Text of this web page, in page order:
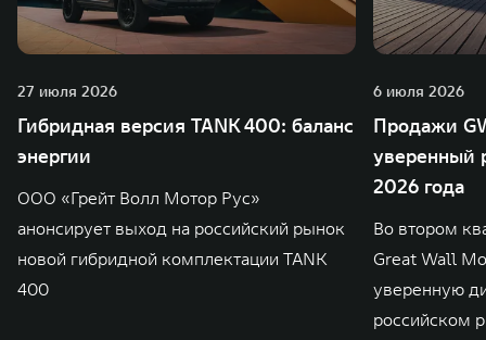
27 июля 2026
Гибридная версия TANK 400: баланс
энергии
ООО «Грейт Волл Мотор Рус»
анонсирует выход на российский рынок
новой гибридной комплектации TANK
400
6 июля 2026
Продажи
уверенный
2026 года
Во втором
Great Wall
уверенную
российском